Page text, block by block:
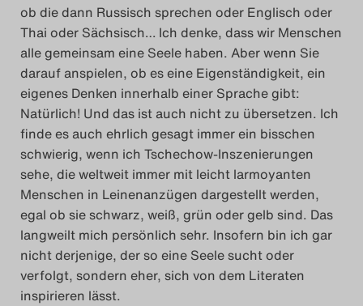
Impressum
Nutzungsbedingungen
Search
ob die dann Russisch sprechen oder Englisch oder
Thai oder Sächsisch… Ich denke, dass wir Menschen
alle gemeinsam eine Seele haben. Aber wenn Sie
darauf anspielen, ob es eine Eigenständigkeit, ein
eigenes Denken innerhalb einer Sprache gibt:
Natürlich! Und das ist auch nicht zu übersetzen. Ich
finde es auch ehrlich gesagt immer ein bisschen
schwierig, wenn ich Tschechow-Inszenierungen
sehe, die weltweit immer mit leicht larmoyanten
Menschen in Leinenanzügen dargestellt werden,
egal ob sie schwarz, weiß, grün oder gelb sind. Das
langweilt mich persönlich sehr. Insofern bin ich gar
nicht derjenige, der so eine Seele sucht oder
verfolgt, sondern eher, sich von dem Literaten
inspirieren lässt.